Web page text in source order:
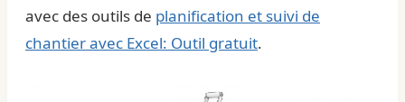
avec des outils de planification et suivi de
chantier avec Excel: Outil gratuit.